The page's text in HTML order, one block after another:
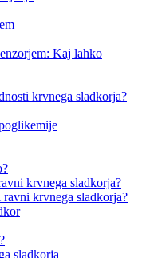
Kaj lahko
krvnega sladkorja?
krvnega sladkorja?
krvnega sladkorja?
sladkorja